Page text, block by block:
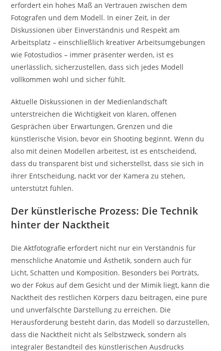
erfordert ein hohes Maß an Vertrauen zwischen dem
Fotografen und dem Modell. In einer Zeit, in der
Diskussionen über Einverständnis und Respekt am
Arbeitsplatz – einschließlich kreativer Arbeitsumgebungen
wie Fotostudios – immer präsenter werden, ist es
unerlässlich, sicherzustellen, dass sich jedes Modell
vollkommen wohl und sicher fühlt.
Aktuelle Diskussionen in der Medienlandschaft
unterstreichen die Wichtigkeit von klaren, offenen
Gesprächen über Erwartungen, Grenzen und die
künstlerische Vision, bevor ein Shooting beginnt. Wenn du
also mit deinen Modellen arbeitest, ist es entscheidend,
dass du transparent bist und sicherstellst, dass sie sich in
ihrer Entscheidung, nackt vor der Kamera zu stehen,
unterstützt fühlen.
Der künstlerische Prozess: Die Technik
hinter der Nacktheit
Die Aktfotografie erfordert nicht nur ein Verständnis für
menschliche Anatomie und Ästhetik, sondern auch für
Licht, Schatten und Komposition. Besonders bei Porträts,
wo der Fokus auf dem Gesicht und der Mimik liegt, kann die
Nacktheit des restlichen Körpers dazu beitragen, eine pure
und unverfälschte Darstellung zu erreichen. Die
Herausforderung besteht darin, das Modell so darzustellen,
dass die Nacktheit nicht als Selbstzweck, sondern als
integraler Bestandteil des künstlerischen Ausdrucks